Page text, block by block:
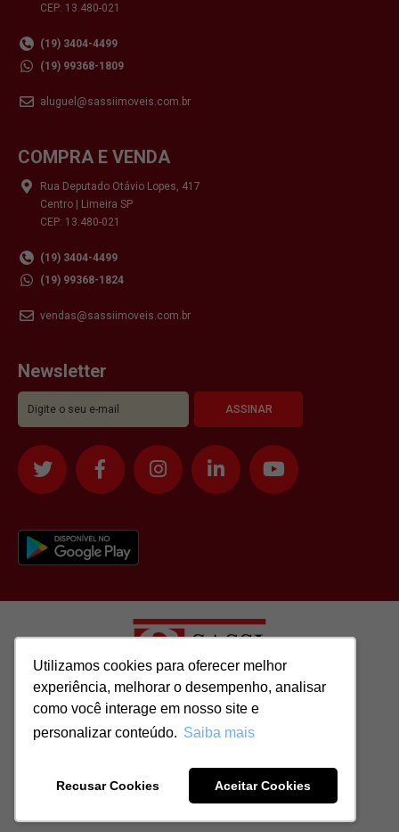
Utilizamos cookies para oferecer melhor
experiência, melhorar o desempenho, analisar
como você interage em nosso site e
personalizar conteúdo. Saiba mais
Recusar Cookies Aceitar Cookies
Utilizamos cookies para oferecer melhor
experiência, melhorar o desempenho, analisar
como você interage em nosso site e
personalizar conteúdo. Saiba mais
Recusar Cookies Aceitar Cookies
CEP: 13.480-021
(19) 3404-4499
(19) 99368-1809
aluguel@sassiimoveis.com.br
COMPRA E VENDA
Rua Deputado Otávio Lopes, 417
Centro | Limeira SP
CEP: 13.480-021
(19) 3404-4499
(19) 99368-1824
vendas@sassiimoveis.com.br
Newsletter
Todos os direitos reservados para: SASSI IMÓVEIS LTDA | CNPJ:
51.417.293/0001-48 | CRECI: J-04970/1